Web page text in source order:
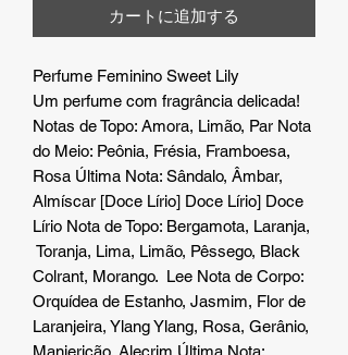
カートに追加する
Perfume Feminino Sweet Lily
Um perfume com fragrância delicada!
Notas de Topo: Amora, Limão, Par Nota
do Meio: Peônia, Frésia, Framboesa,
Rosa Última Nota: Sândalo, Âmbar,
Almíscar [Doce Lírio] Doce Lírio] Doce
Lírio Nota de Topo: Bergamota, Laranja,
Toranja, Lima, Limão, Pêssego, Black
Colrant, Morango. Lee Nota de Corpo:
Orquídea de Estanho, Jasmim, Flor de
Laranjeira, Ylang Ylang, Rosa, Gerânio,
Manjericão, Alecrim Última Nota: